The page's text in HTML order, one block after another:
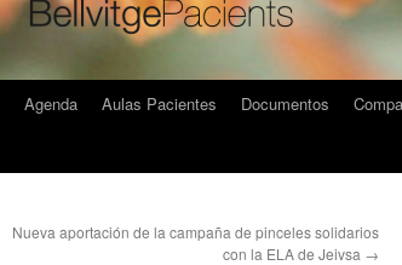
Agenda Aulas Pacientes Documentos
Nueva aportación de la campaña de pinceles solidarios
con la ELA de Jeivsa →